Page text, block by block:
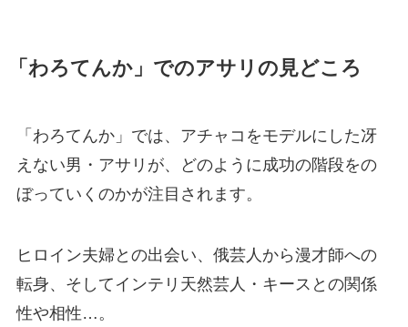
「わろてんか」でのアサリの見どころ
「わろてんか」では、アチャコをモデルにした冴
えない男・アサリが、どのように成功の階段をの
ぼっていくのかが注目されます。
ヒロイン夫婦との出会い、俄芸人から漫才師への
転身、そしてインテリ天然芸人・キースとの関係
性や相性…。